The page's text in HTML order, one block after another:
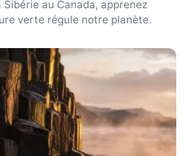
Sibérie au Canada, apprenez
verte régule notre planète.